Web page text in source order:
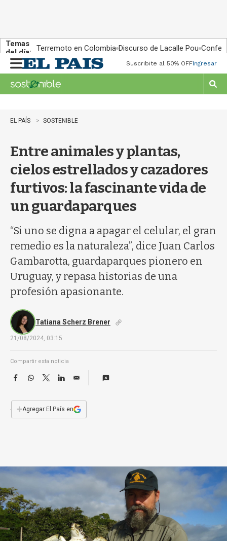
Temas
del día:
Terremoto en Colombia Discurso de Lacalle Pou
n
u
Suscribite al 50% OFFIngresar
M
o
a
EL PAÍS SOSTENIBLE
Entre animales y plantas,
cielos estrellados y cazadores
furtivos: la fascinante vida de
un guardaparques
“Si uno se digna a apagar el celular, el gran
remedio es la naturaleza”, dice Juan Carlos
Gambarotta, guardaparques pionero en
Uruguay, y repasa historias de una
profesión apasionante.
Tatiana Scherz Brener
21/08/2024, 03:15
Compartir esta noticia
F
e
b
W
s
T
w
t
L
E
i
l
+Agregar El País en